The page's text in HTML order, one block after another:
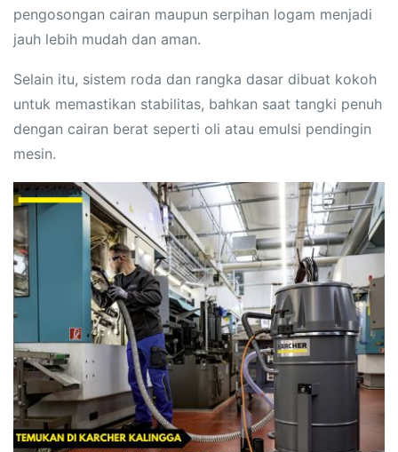
pengosongan cairan maupun serpihan logam menjadi
jauh lebih mudah dan aman.
Selain itu, sistem roda dan rangka dasar dibuat kokoh
untuk memastikan stabilitas, bahkan saat tangki penuh
dengan cairan berat seperti oli atau emulsi pendingin
mesin.